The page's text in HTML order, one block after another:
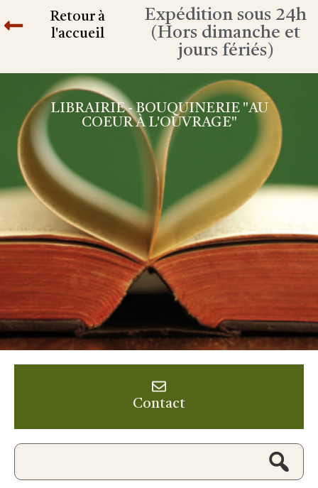
Retour à
l'accueil
Expédition sous 24h
(Hors dimanche et
jours fériés)
LIBRAIRIE - BOUQUINERIE "AU
COEUR À L'OUVRAGE"
Contact